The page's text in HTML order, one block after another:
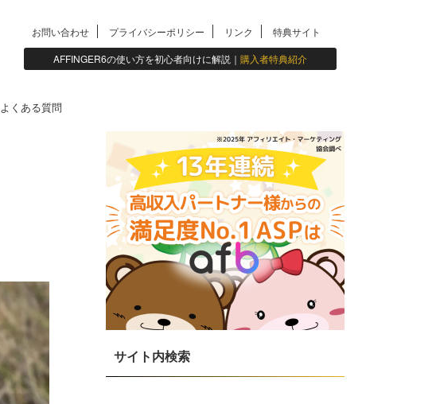
お問い合わせ プライバシーポリシー リンク
特典サイト
AFFINGER6の使い方を初心者向けに解説｜ 購入者特典紹介
よくある質問
サイト内検索